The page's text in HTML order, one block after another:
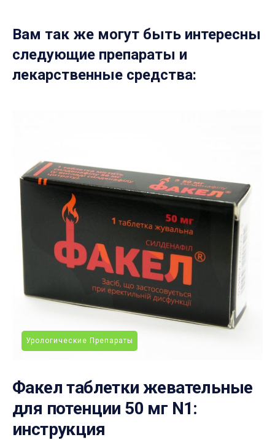
Вам так же могут быть интересны
следующие препараты и
лекарственные средства:
Урологические Препараты
Факел таблетки жевательные
для потенции 50 мг N1:
инструкция